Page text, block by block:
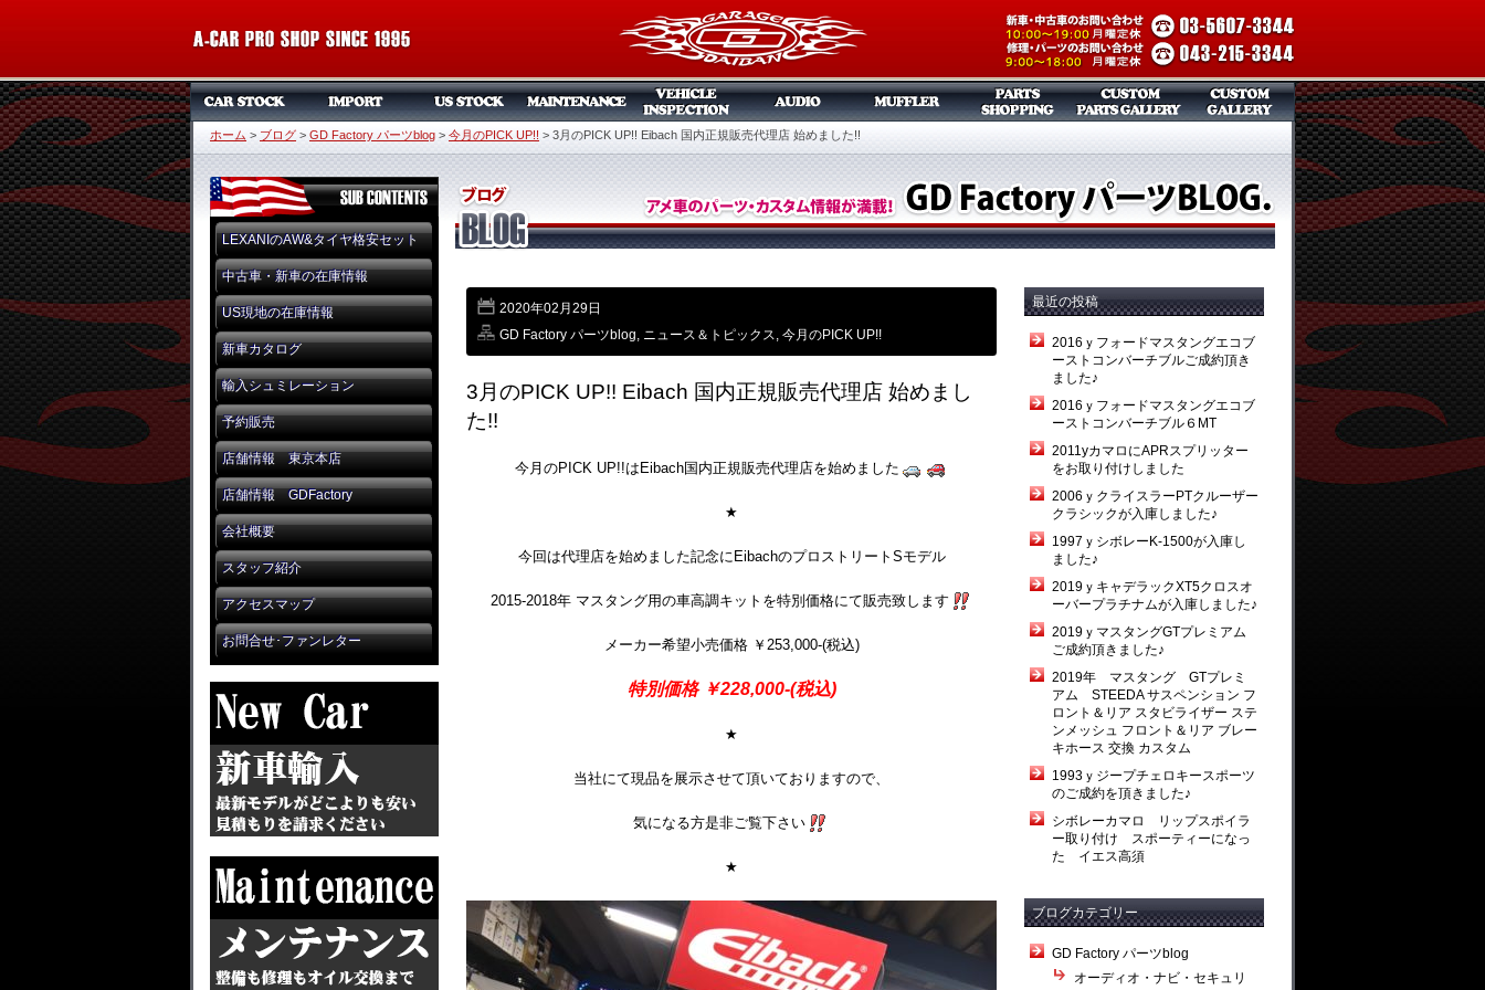
ホーム > ブログ > GD Factory パーツblog > 今月のPICK UP!! > 3月のPICK UP!! Eibach 国内正規販売代理店 始めました!!
LEXANIのAW&タイヤ格安セット
中古車・新車の在庫情報
US現地の在庫情報
新車カタログ
輸入シュミレーション
予約販売
店舗情報 東京本店
店舗情報 GDFactory
会社概要
スタッフ紹介
アクセスマップ
お問合せ･ファンレター
2020年02月29日
GD Factory パーツblog, ニュース＆トピックス, 今月のPICK UP!!
3月のPICK UP!! Eibach 国内正規販売代理店 始めまし
た!!
今月のPICK UP!!はEibach国内正規販売代理店を始めました
★
今回は代理店を始めました記念にEibachのプロストリートSモデル
2015-2018年 マスタング用の車高調キットを特別価格にて販売致します
メーカー希望小売価格 ￥253,000-(税込)
特別価格 ￥228,000-(税込)
★
当社にて現品を展示させて頂いておりますので、
気になる方是非ご覧下さい
★
最近の投稿
2016ｙフォードマスタングエコブ
ーストコンバーチブルご成約頂き
ました♪
2016ｙフォードマスタングエコブ
ーストコンバーチブル６MT
2011yカマロにAPRスプリッター
をお取り付けしました
2006ｙクライスラーPTクルーザー
クラシックが入庫しました♪
1997ｙシボレーK-1500が入庫し
ました♪
2019ｙキャデラックXT5クロスオ
ーバープラチナムが入庫しました♪
2019ｙマスタングGTプレミアム
ご成約頂きました♪
2019年 マスタング GTプレミ
アム STEEDA サスペンション フ
ロント＆リア スタビライザー ステ
ンメッシュ フロント＆リア ブレー
キホース 交換 カスタム
1993ｙジープチェロキースポーツ
のご成約を頂きました♪
シボレーカマロ リップスポイラ
ー取り付け スポーティーになっ
た イエス高須
ブログカテゴリー
GD Factory パーツblog
オーディオ・ナビ・セキュリ